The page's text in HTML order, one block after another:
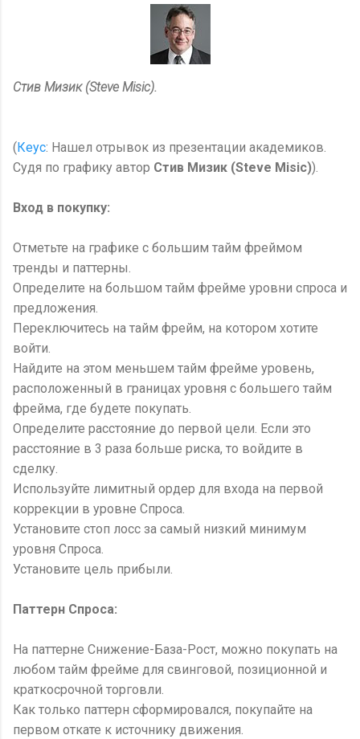
Стив Мизик (Steve Misic).
(Кеус: Нашел отрывок из презентации академиков.
Судя по графику автор Стив Мизик (Steve Misic)).
Вход в покупку:
Отметьте на графике с большим тайм фреймом
тренды и паттерны.
Определите на большом тайм фрейме уровни спроса и
предложения.
Переключитесь на тайм фрейм, на котором хотите
войти.
Найдите на этом меньшем тайм фрейме уровень,
расположенный в границах уровня с большего тайм
фрейма, где будете покупать.
Определите расстояние до первой цели. Если это
расстояние в 3 раза больше риска, то войдите в
сделку.
Используйте лимитный ордер для входа на первой
коррекции в уровне Спроса.
Установите стоп лосс за самый низкий минимум
уровня Спроса.
Установите цель прибыли.
Паттерн Спроса:
На паттерне Снижение-База-Рост, можно покупать на
любом тайм фрейме для свинговой, позиционной и
краткосрочной торговли.
Как только паттерн сформировался, покупайте на
первом откате к источнику движения.